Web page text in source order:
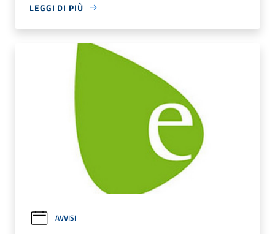
LEGGI DI PIÙ
AVVISI